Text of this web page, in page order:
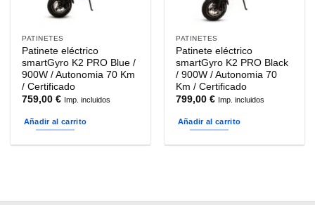
PATINETES
Patinete eléctrico
smartGyro K2 PRO Blue /
900W / Autonomia 70 Km
/ Certificado
759,00€ Imp. incluidos
Añadir al carrito
PATINETES
Patinete eléctrico
smartGyro K2 PRO Black
/ 900W / Autonomia 70
Km / Certificado
799,00€ Imp. incluidos
Añadir al carrito